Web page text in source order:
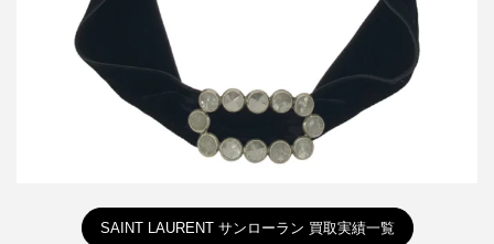
SAINT LAURENT サンローラン 買取実績一覧